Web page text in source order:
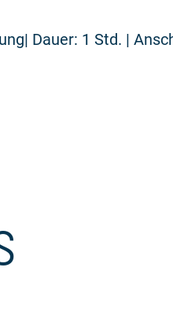
Dauer: 1 Std. |